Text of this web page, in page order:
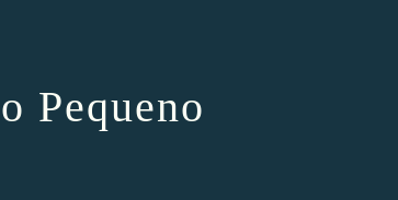
Pequeno